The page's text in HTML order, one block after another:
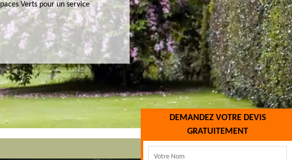
DEMANDEZ VOTRE DEVIS
GRATUITEMENT
Verts pour un service